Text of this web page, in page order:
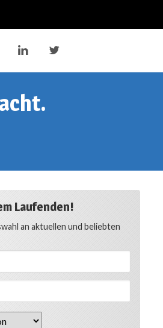
Laufenden!
an aktuellen und beliebten